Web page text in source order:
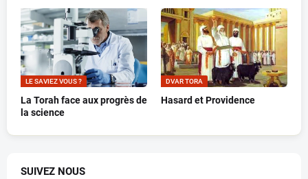
LE SAVIEZ VOUS ?
La Torah face aux progrès de
la science
DVAR TORA
Hasard et Providence
SUIVEZ NOUS